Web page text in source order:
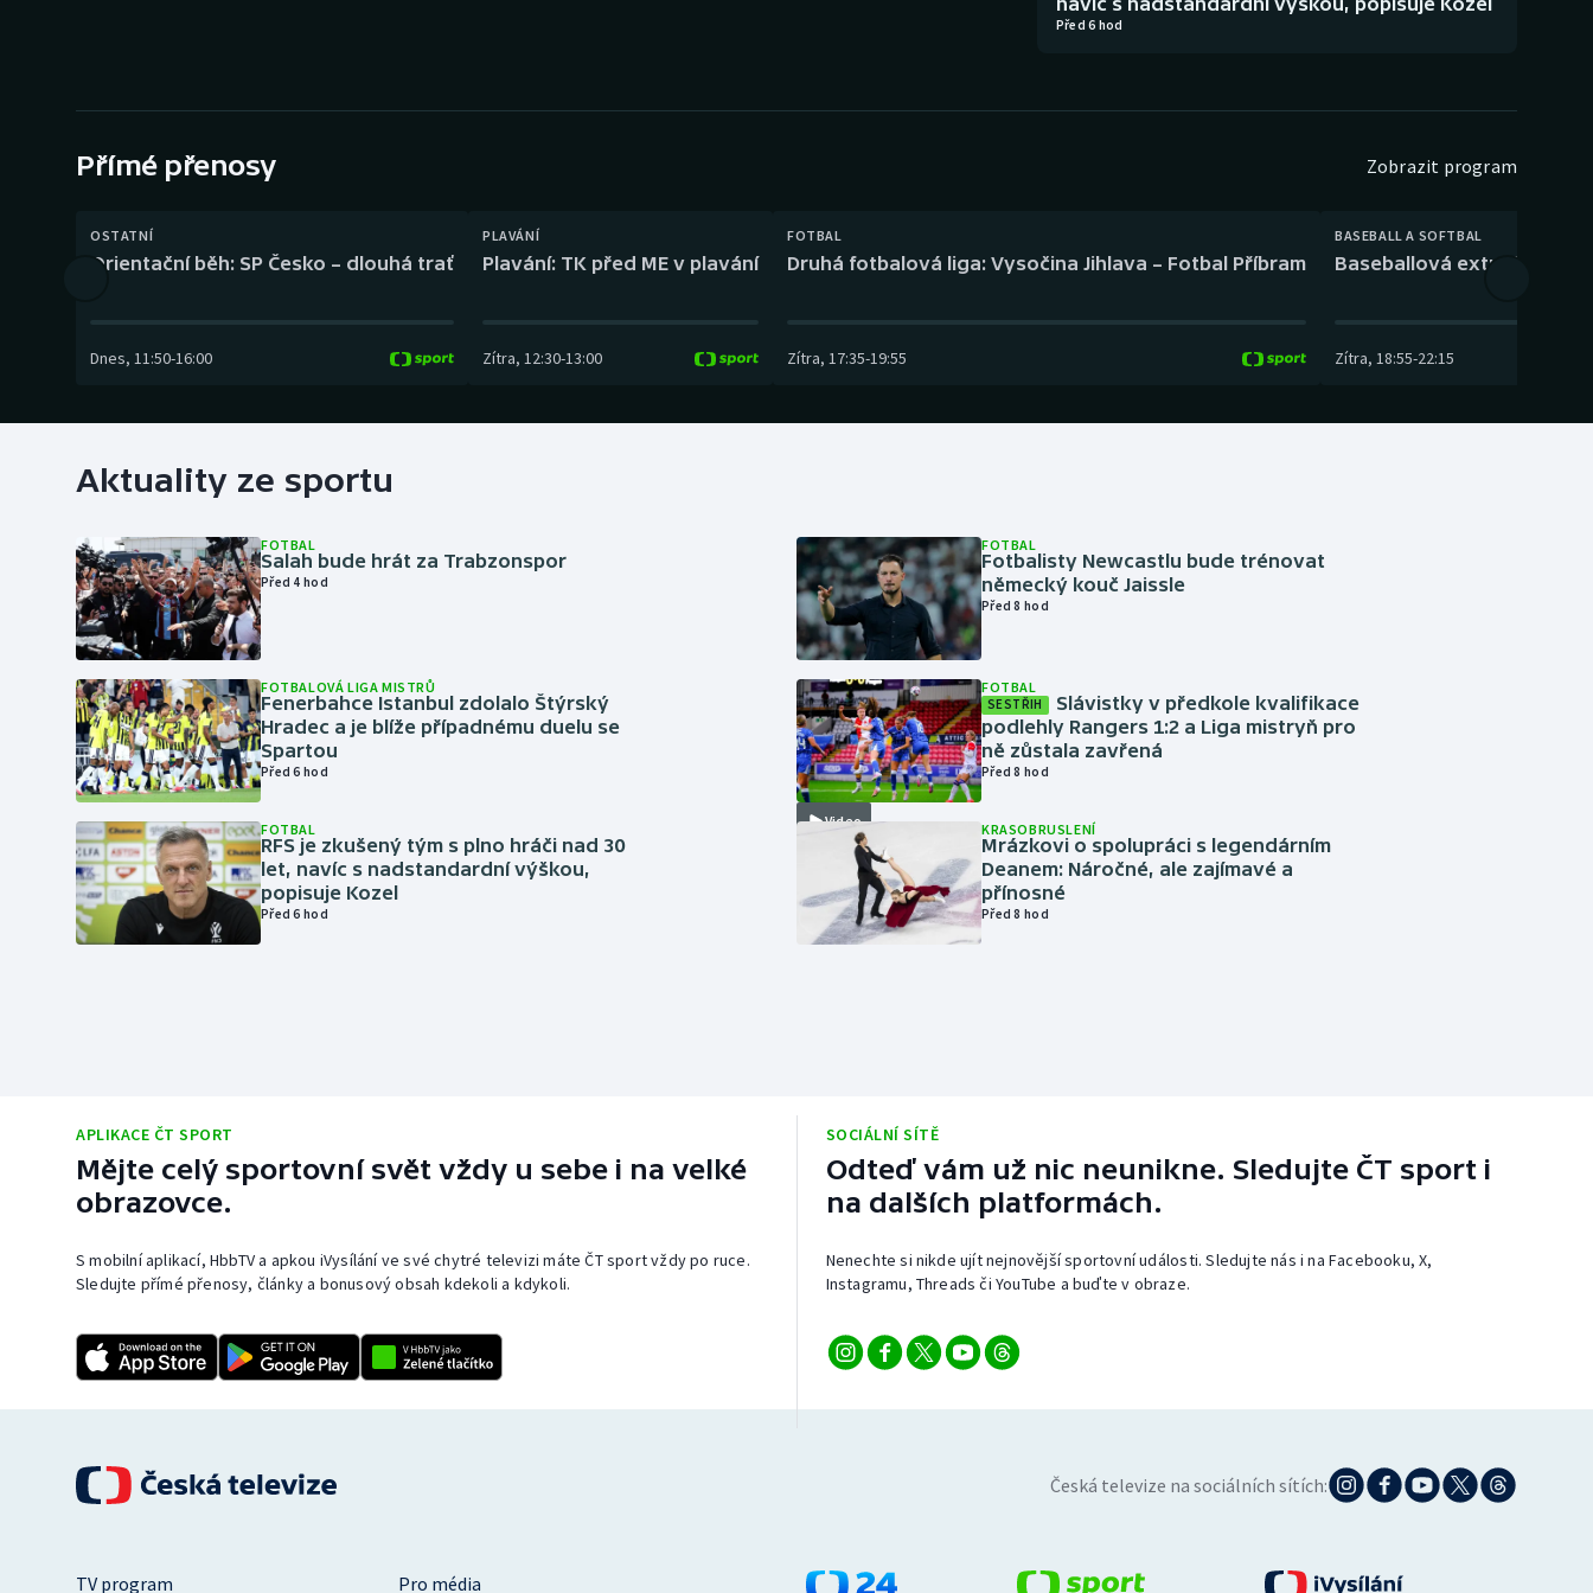
Před 6 hod
Přímé přenosy Zobrazit program
OSTATNÍ
Orientační běh: SP Česko – dlouhá trať
Dnes, 11:50-16:00
PLAVÁNÍ
Plavání: TK před ME v plavání
Zítra, 12:30-13:00
FOTBAL
Druhá fotbalová liga: Vysočina Jihlava – Fotbal Příbram
Zítra, 17:35-19:55
BASEBALL A SOFTBAL
Baseballová extraliga:
Zítra, 18:55-22:15
Aktuality ze sportu
FOTBAL
Salah bude hrát za Trabzonspor
Před 4 hod
FOTBALOVÁ LIGA MISTRŮ
Fenerbahce Istanbul zdolalo Štýrský
Hradec a je blíže případnému duelu se
Spartou
Před 6 hod
FOTBAL
RFS je zkušený tým s plno hráči nad 30
let, navíc s nadstandardní výškou,
popisuje Kozel
Před 6 hod
FOTBAL
Fotbalisty Newcastlu bude trénovat
německý kouč Jaissle
Před 8 hod
Video
FOTBAL
SESTŘIH
Slávistky v předkole kvalifikace
podlehly Rangers 1:2 a Liga mistryň pro
ně zůstala zavřená
Před 8 hod
KRASOBRUSLENÍ
Mrázkovi o spolupráci s legendárním
Deanem: Náročné, ale zajímavé a
přínosné
Před 8 hod
APLIKACE ČT SPORT
Mějte celý sportovní svět vždy u sebe i na velké
obrazovce.
S mobilní aplikací, HbbTV a apkou iVysílání ve své chytré televizi máte ČT sport vždy po ruce.
Sledujte přímé přenosy, články a bonusový obsah kdekoli a kdykoli.
SOCIÁLNÍ SÍTĚ
Odteď vám už nic neunikne. Sledujte ČT sport i
na dalších platformách.
Nenechte si nikde ujít nejnovější sportovní události. Sledujte nás i na Facebooku, X,
Instagramu, Threads či YouTube a buďte v obraze.
Česká televize na sociálních sítích:
TV program Pro média